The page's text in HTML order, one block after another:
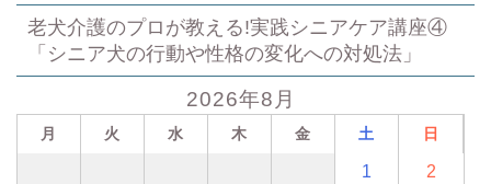
老犬介護のプロが教える!実践シニアケア講座④
「シニア犬の行動や性格の変化への対処法」
2026年8月
月 火 水 木 金 土 日
1 2